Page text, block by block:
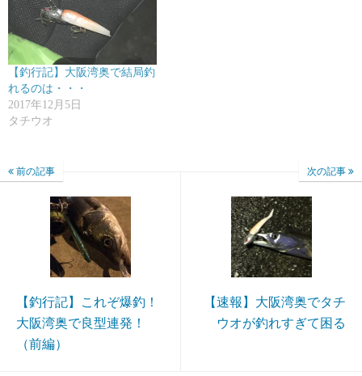
【釣行記】大阪湾奥で結局釣
れるのは・・・
2017年12月5日
タチウオ
前の記事
【釣行記】これぞ爆釣！
大阪湾奥で良型連発！
（前編）
次の記事
【速報】大阪湾奥でタチ
ウオが釣れすぎて困る